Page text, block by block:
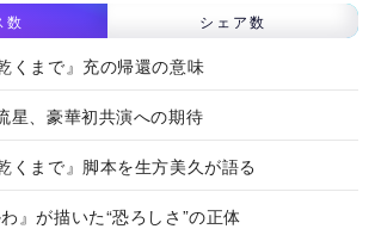
数 シェア数
くまで』充の帰還の意味
星、豪華初共演への期待
くまで』脚本を生方美久が語る
わ』が描いた“恐ろしさ”の正体